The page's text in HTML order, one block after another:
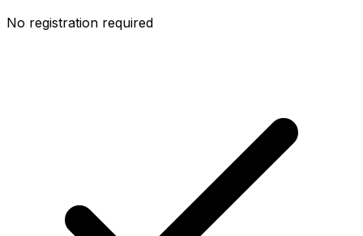
No registration required